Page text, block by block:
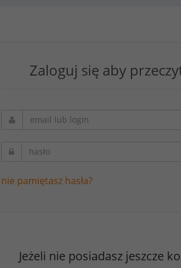
Zaloguj się aby
nie pamiętasz hasła?
Jeżeli nie posiadasz jeszcze